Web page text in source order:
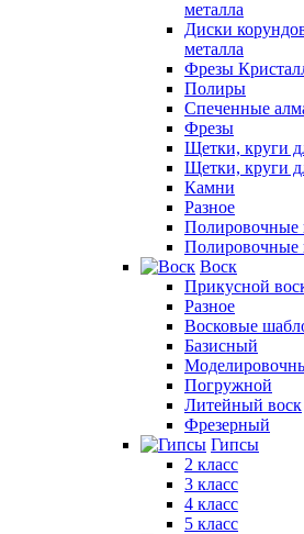
металла
Диски
металла
Фрезы
Полиры
Спеченные
Фрезы
Щетки, круги
Щетки, круги
Камни
Разное
Полировочные
Полировочные
Воск
Прикусной
Разное
Восковые
Базисный
Погружной
Литейный воск
Фрезерный
Гипсы
2 класс
3 класс
4 класс
5 класс